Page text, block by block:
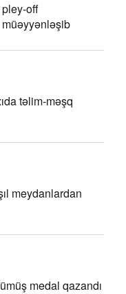
pley-off
təlim-məşq
meydanlardan
medal qazandı